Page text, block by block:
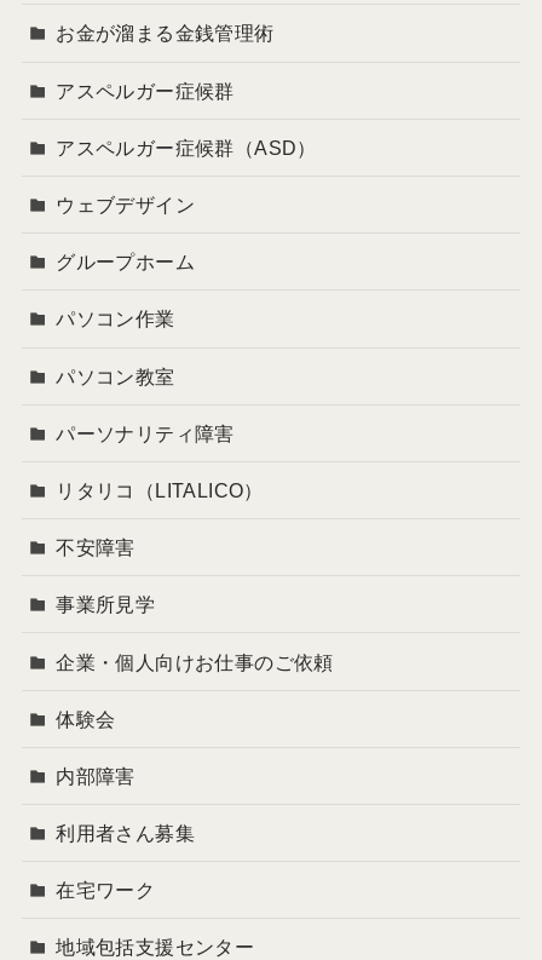
お金が溜まる金銭管理術
アスペルガー症候群
アスペルガー症候群（ASD）
ウェブデザイン
グループホーム
パソコン作業
パソコン教室
パーソナリティ障害
リタリコ（LITALICO）
不安障害
事業所見学
企業・個人向けお仕事のご依頼
体験会
内部障害
利用者さん募集
在宅ワーク
地域包括支援センター